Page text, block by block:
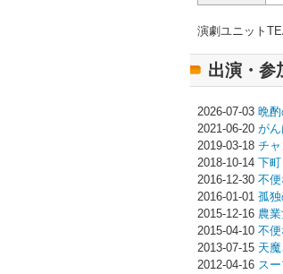
演劇ユニット
出演・参
2026-07-03 晩
2021-06-20 が
2019-03-18 チャ
2018-10-14 下
2016-12-30 不
2016-01-01 孤
2015-12-16 農業
2015-04-10 不
2013-07-15 天
2012-04-16 ス